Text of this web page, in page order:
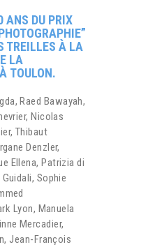
ANS DU PRIX
TREILLES À LA
LA
À TOULON.
Raed Bawayah,
Nicolas
Thibaut
Denzler,
Ellena, Patrizia di
Sophie
Lyon, Manuela
Mercadier,
Jean-François